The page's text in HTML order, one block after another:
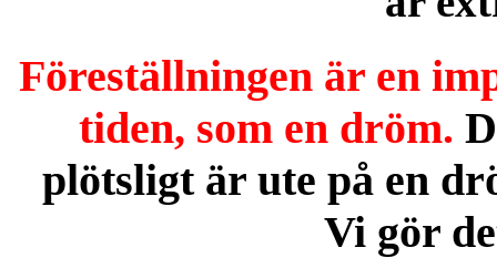
Föreställningen är en
tiden, som en dröm.
plötsligt är ute på en
Vi gör